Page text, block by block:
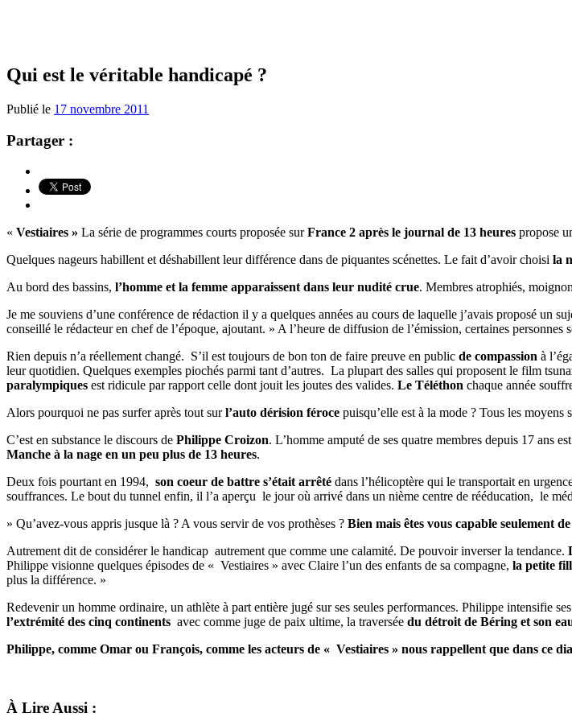
Qui est le véritable handicapé ?
Publié le 17 novembre 2011
Partager :
« Vestiaires » La série de programmes courts proposée surFrance 2 après le journal de 13 heures propose
Quelques nageurs habillent et déshabillent leur différence dans de piquantes scénettes. Le fait d’avoir choisi la
Au bord des bassins, l’homme et la femme apparaissent dans leur nudité crue. Membres atrophiés,
Je me souviens d’une conférence de rédaction il y a quelques années au cours de laquelle j’avais proposé un
conseillé le rédacteur en chef de l’époque, ajoutant. » A l’heure de diffusion de l’émission, certaines personnes
Rien depuis n’a réellement changé. S’il est toujours de bon ton de faire preuve en public de compassion à
leur quotidien. Quelques exemples piochés parmi tant d’autres. La plupart des salles qui proposent le film
paralympiques est ridicule par rapport celle dont jouit les joutes des valides. Le Téléthon chaque année
Alors pourquoi ne pas surfer après tout surl’auto dérision féroce puisqu’elle est à la mode ? Tous les
C’est en substance le discours de Philippe Croizon. L’homme amputé de ses quatre membres depuis 17 ans
Manche à la nage en un peu plus de 13 heures.
Deux fois pourtant en 1994, son coeur de battre s’était arrêté dans l’hélicoptère qui le transportait en
souffrances. Le bout du tunnel enfin, il l’a aperçu le jour où arrivé dans un nième centre de rééducation, le
» Qu’avez-vous appris jusque là ? A vous servir de vos prothèses ? Bien mais êtes vous capable seulement
Autrement dit de considérer le handicap autrement que comme une calamité. De pouvoir inverser la tendance.
Philippe visionne quelques épisodes de « Vestiaires » avec Claire l’un des enfants de sa compagne, la petite
plus la différence. »
Redevenir un homme ordinaire, un athlète à part entière jugé sur ses seules performances. Philippe intensifie
l’extrémité des cinq continents avec comme juge de paix ultime, la traversée du détroit de Béring et son
Philippe, comme Omar ou François, comme les acteurs de « Vestiaires » nous rappellent que dans ce
À Lire Aussi :